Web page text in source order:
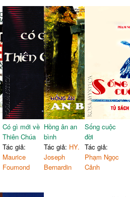
Có gì mới về
Thiên Chúa
Tác giả:
Maurice
Foumond
Hồng ân an
bình
Tác giả: HY.
Joseph
Bernardin
Sống cuộc
đời
Tác giả:
Phạm Ngọc
Cảnh